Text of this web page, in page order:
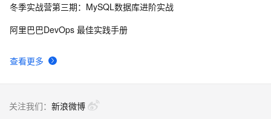
查看更多
冬季实战营第三期：MySQL数据库进阶实战
阿里巴巴DevOps 最佳实践手册
关注我们： 新浪微博